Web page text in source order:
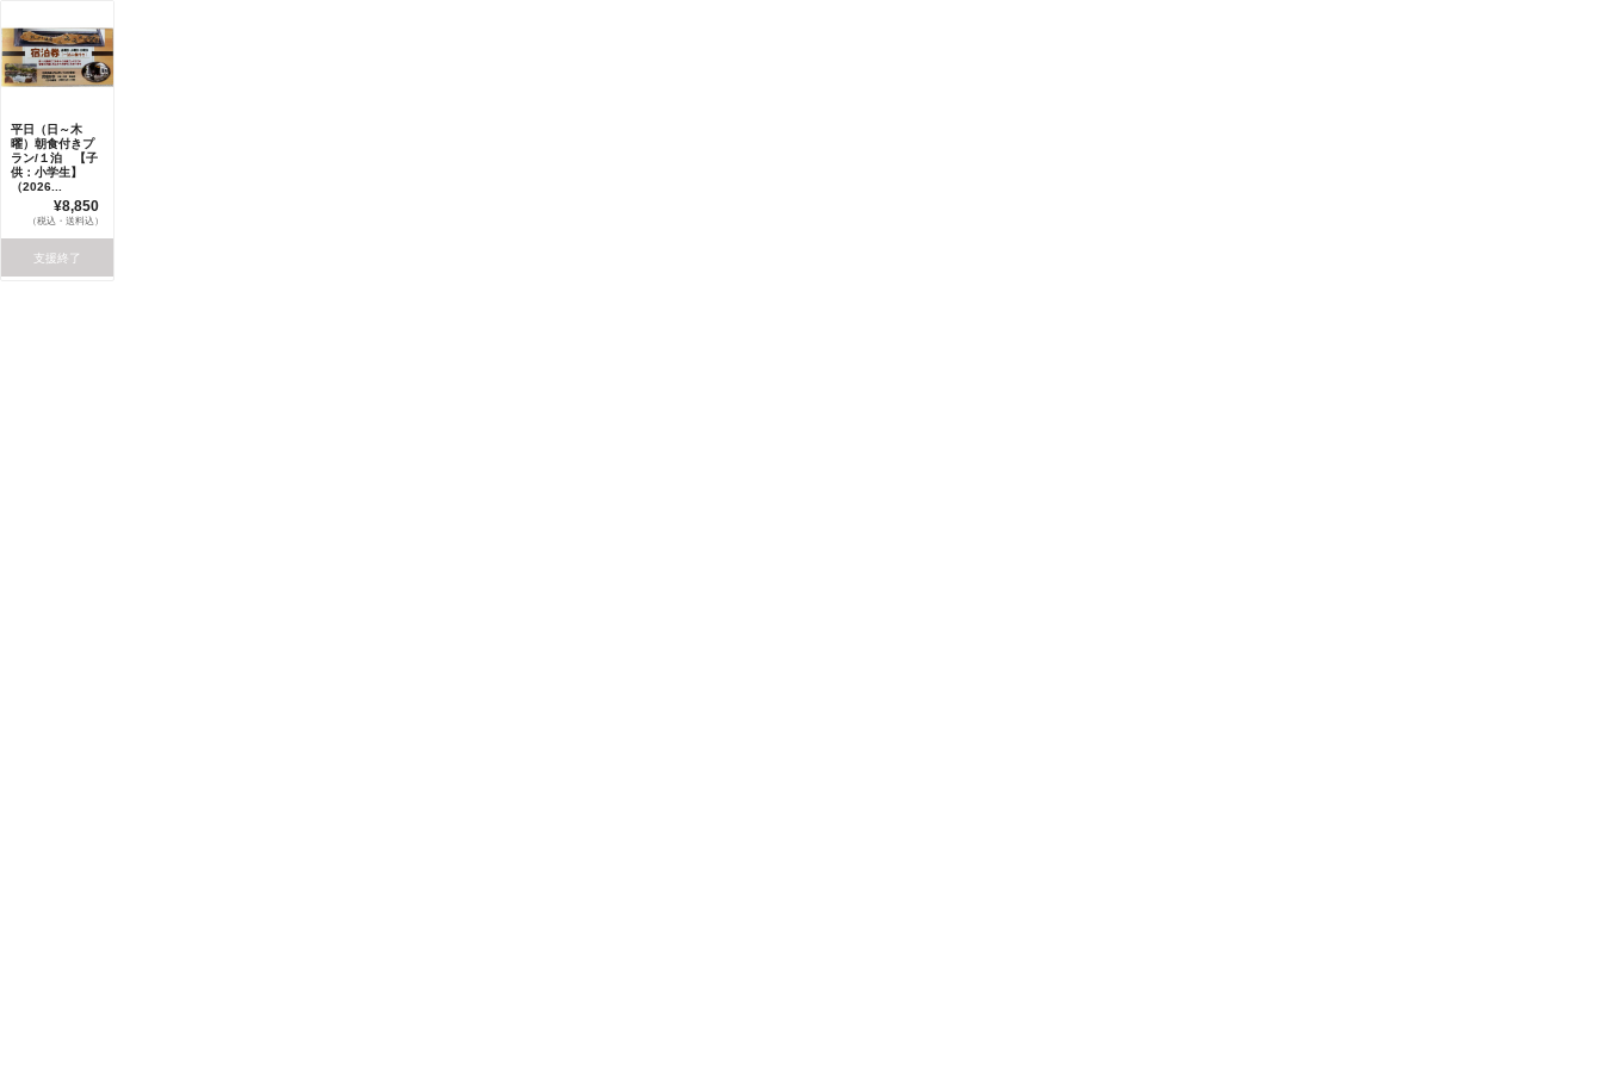
平日（日～木
曜）朝食付きプ
ラン/１泊 【子
供：小学生】
（2026...
¥8,850
（税込・送料込）
支援終了